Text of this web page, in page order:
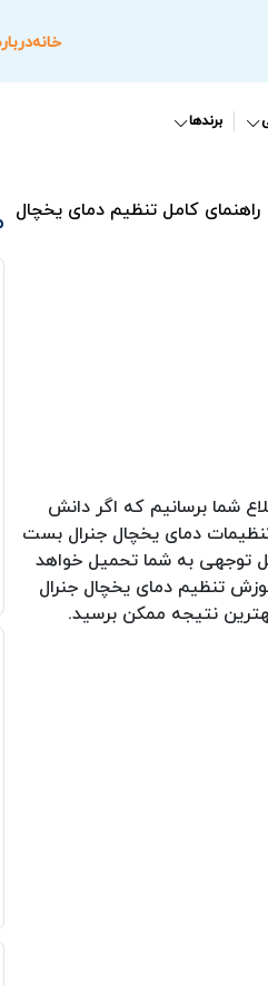
خانه
برندها
راهنمای کامل تنظیم دمای یخچال
شما برسانیم که اگر دانش
تنظیمات دمای یخچال جنرال بست
توجهی به شما تحمیل خواهد
تنظیم دمای یخچال جنرال
نتیجه ممکن برسید.